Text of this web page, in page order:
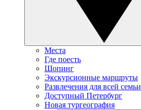
Места
Где поесть
Шопинг
Экскурсионные маршруты
Развлечения для всей семьи
Доступный Петербург
Новая тургеография